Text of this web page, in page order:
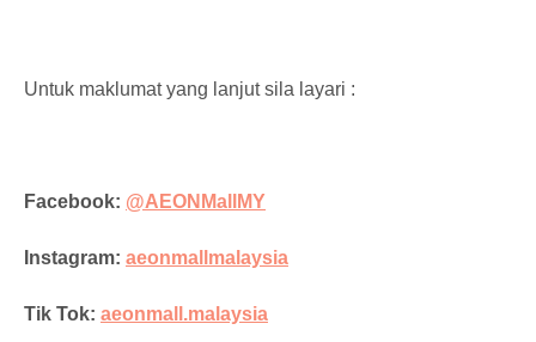
Untuk maklumat yang lanjut sila layari :
Facebook: @AEONMallMY
Instagram: aeonmallmalaysia
Tik Tok: aeonmall.malaysia